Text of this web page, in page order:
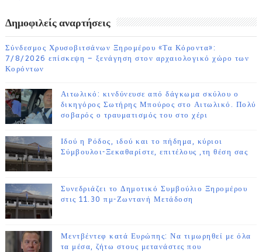
Δημοφιλείς αναρτήσεις
Σύνδεσμος Χρυσοβιτσάνων Ξηρομέρου «Τα Κόροντα»:
7/8/2026 επίσκεψη – ξενάγηση στον αρχαιολογικό χώρο των
Κορόντων
Αιτωλικό: κινδύνευσε από δάγκωμα σκύλου ο
δικηγόρος Σωτήρης Μπούρος στο Αιτωλικό. Πολύ
σοβαρός ο τραυματισμός του στο χέρι
Ιδού η Ρόδος, ιδού και το πήδημα, κύριοι
Σύμβουλοι-Ξεκαθαρίστε, επιτέλους ,τη θέση σας
Συνεδριάζει το Δημοτικό Συμβούλιο Ξηρομέρου
στις 11.30 πμ-Ζωντανή Μετάδοση
Μεντβέντεφ κατά Ευρώπης: Να τιμωρηθεί με όλα
τα μέσα, ζήτω στους μετανάστες που